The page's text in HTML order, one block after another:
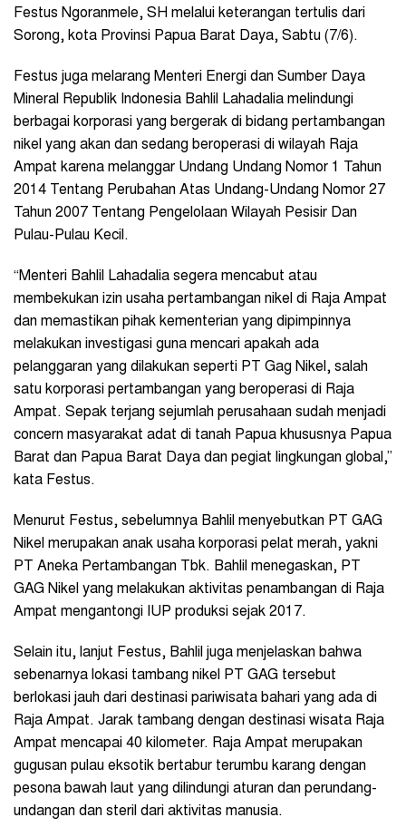
Festus Ngoranmele, SH melalui keterangan tertulis dari
Sorong, kota Provinsi Papua Barat Daya, Sabtu (7/6).
Festus juga melarang Menteri Energi dan Sumber Daya
Mineral Republik Indonesia Bahlil Lahadalia melindungi
berbagai korporasi yang bergerak di bidang pertambangan
nikel yang akan dan sedang beroperasi di wilayah Raja
Ampat karena melanggar Undang Undang Nomor 1 Tahun
2014 Tentang Perubahan Atas Undang-Undang Nomor 27
Tahun 2007 Tentang Pengelolaan Wilayah Pesisir Dan
Pulau-Pulau Kecil.
“Menteri Bahlil Lahadalia segera mencabut atau
membekukan izin usaha pertambangan nikel di Raja Ampat
dan memastikan pihak kementerian yang dipimpinnya
melakukan investigasi guna mencari apakah ada
pelanggaran yang dilakukan seperti PT Gag Nikel, salah
satu korporasi pertambangan yang beroperasi di Raja
Ampat. Sepak terjang sejumlah perusahaan sudah menjadi
concern masyarakat adat di tanah Papua khususnya Papua
Barat dan Papua Barat Daya dan pegiat lingkungan global,”
kata Festus.
Menurut Festus, sebelumnya Bahlil menyebutkan PT GAG
Nikel merupakan anak usaha korporasi pelat merah, yakni
PT Aneka Pertambangan Tbk. Bahlil menegaskan, PT
GAG Nikel yang melakukan aktivitas penambangan di Raja
Ampat mengantongi IUP produksi sejak 2017.
Selain itu, lanjut Festus, Bahlil juga menjelaskan bahwa
sebenarnya lokasi tambang nikel PT GAG tersebut
berlokasi jauh dari destinasi pariwisata bahari yang ada di
Raja Ampat. Jarak tambang dengan destinasi wisata Raja
Ampat mencapai 40 kilometer. Raja Ampat merupakan
gugusan pulau eksotik bertabur terumbu karang dengan
pesona bawah laut yang dilindungi aturan dan perundang-
undangan dan steril dari aktivitas manusia.